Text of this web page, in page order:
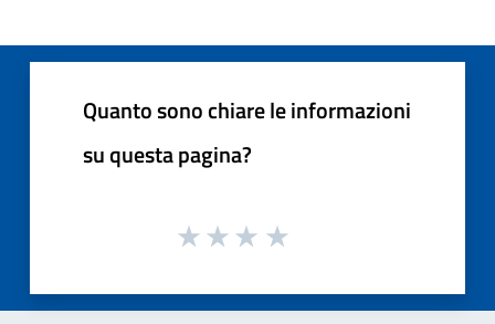
Quanto sono chiare le informazioni
su questa pagina?